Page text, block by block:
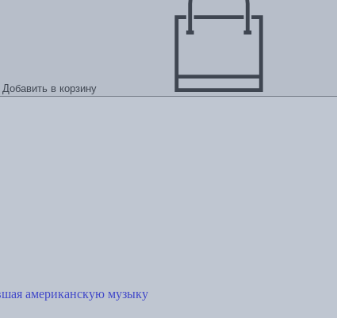
Добавить в корзину
американскую музыку